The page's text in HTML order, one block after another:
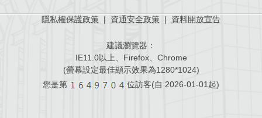
隱私權保護政策 | 資通安全政策 | 資料開放宣告
建議瀏覽器：
IE11.0以上、Firefox、Chrome
(螢幕設定最佳顯示效果為1280*1024)
您是第
位訪客(自 2026-01-01起)